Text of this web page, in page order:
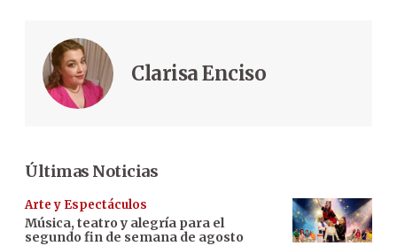
Clarisa Enciso
Últimas Noticias
Arte y Espectáculos
Música, teatro y alegría para el
segundo fin de semana de agosto